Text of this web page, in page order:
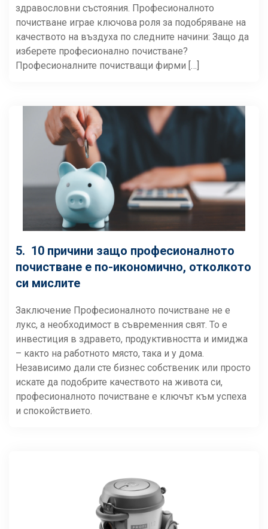
здравословни състояния. Професионалното
почистване играе ключова роля за подобряване на
качеството на въздуха по следните начини: Защо да
изберете професионално почистване?
Професионалните почистващи фирми […]
5. 10 причини защо професионалното
почистване е по-икономично, отколкото
си мислите
Заключение Професионалното почистване не е
лукс, а необходимост в съвременния свят. То е
инвестиция в здравето, продуктивността и имиджа
– както на работното място, така и у дома.
Независимо дали сте бизнес собственик или просто
искате да подобрите качеството на живота си,
професионалното почистване е ключът към успеха
и спокойствието.